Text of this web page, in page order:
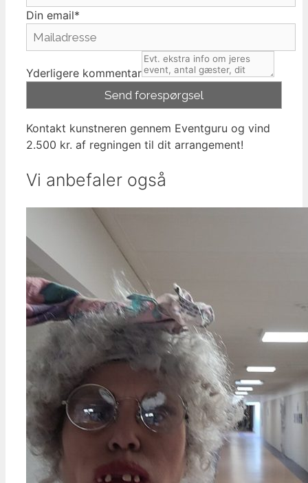
Din email*
Yderligere kommentar
Kontakt kunstneren gennem Eventguru og vind
2.500 kr. af regningen til dit arrangement!
Vi anbefaler også